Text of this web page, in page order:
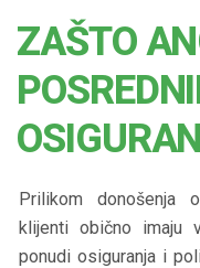
ZAŠTO
Prilikom donošenja
klijenti obično imaju
ponudi osiguranja i